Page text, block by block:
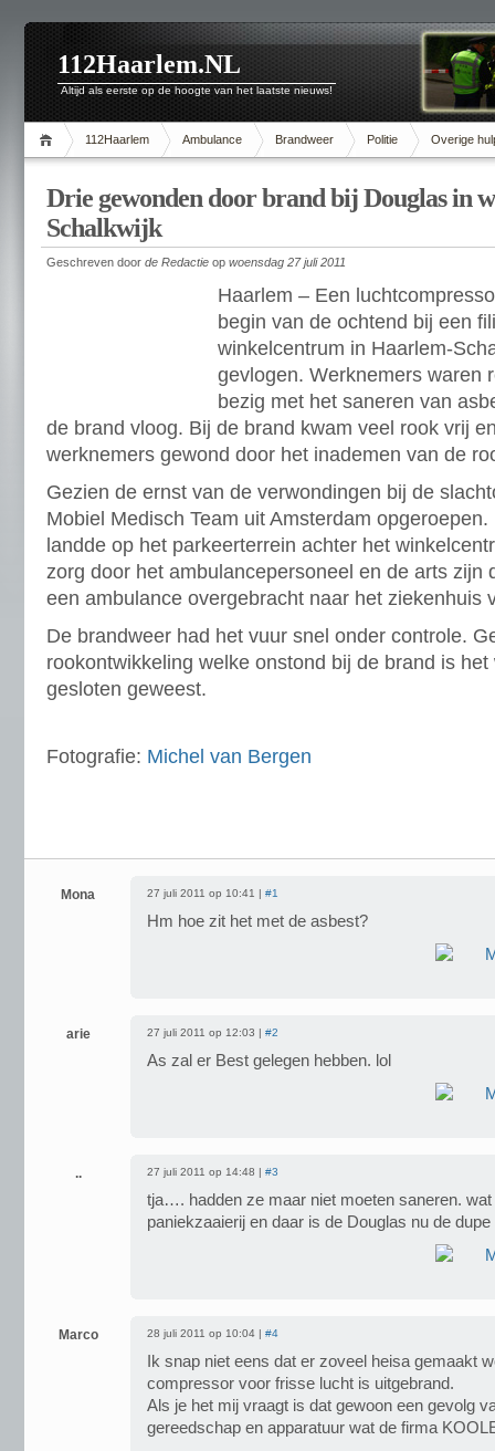
112Haarlem.NL
Altijd als eerste op de hoogte van het laatste nieuws!
112Haarlem Ambulance Brandweer Politie Overige
Drie gewonden door brand bij Douglas in
Schalkwijk
Geschreven door de Redactie op woensdag 27 juli 2011
Haarlem – Een
begin van de ochtend bij een
winkelcentrum in Haarlem-
gevlogen. Werknemers waren
bezig met het saneren van
de brand vloog. Bij de brand kwam veel rook vrij
werknemers gewond door het inademen van de
Gezien de ernst van de verwondingen bij de
Mobiel Medisch Team uit Amsterdam
landde op het parkeerterrein achter het
zorg door het ambulancepersoneel en de arts zijn
een ambulance overgebracht naar het ziekenhuis
De brandweer had het vuur snel onder controle.
rookontwikkeling welke onstond bij de brand is
gesloten geweest.
Fotografie: Michel van Bergen
Mona 27 juli 2011 op 10:41 | #1
Hm hoe zit het met de asbest?
arie 27 juli 2011 op 12:03 | #2
As zal er Best gelegen hebben. lol
.. 27 juli 2011 op 14:48 | #3
tja…. hadden ze maar niet moeten saneren.
paniekzaaierij en daar is de Douglas nu de dupe
Marco 28 juli 2011 op 10:04 | #4
Ik snap niet eens dat er zoveel heisa gemaakt
compressor voor frisse lucht is uitgebrand.
Als je het mij vraagt is dat gewoon een gevolg
gereedschap en apparatuur wat de firma